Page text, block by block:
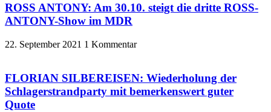
ROSS ANTONY: Am 30.10. steigt die dritte ROSS-
ANTONY-Show im MDR
22. September 2021 1 Kommentar
FLORIAN SILBEREISEN: Wiederholung der
Schlagerstrandparty mit bemerkenswert guter
Quote